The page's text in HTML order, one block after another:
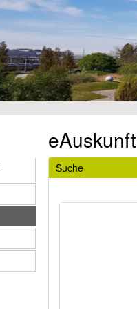
eAuskunft
Suche